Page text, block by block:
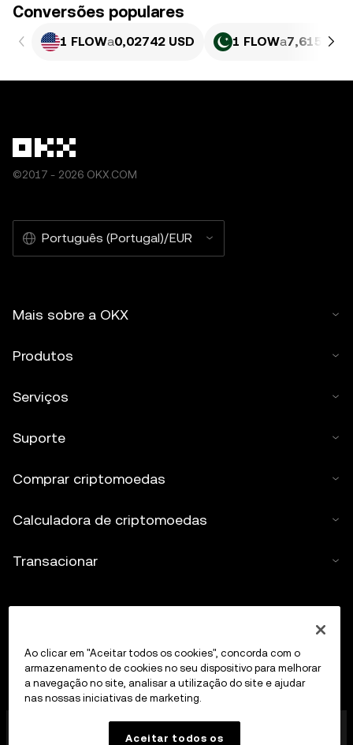
Conversões populares
1 FLOWa0,02742 USD 1 FLOWa7,615 PKR
©2017 - 2026 OKX.COM
Português (Portugal)/EUR
Mais sobre a OKX
Produtos
Serviços
Suporte
Comprar criptomoedas
Calculadora de criptomoedas
Transacionar
A OKX Europe Limited, que opera sob o nome
comercial OKX, é agora uma plataforma de trading de
Ao clicar em "Aceitar todos os cookies", concorda com o
armazenamento de cookies no seu dispositivo para melhorar
a navegação no site, analisar a utilização do site e ajudar
nas nossas iniciativas de marketing.
Aceitar todos os